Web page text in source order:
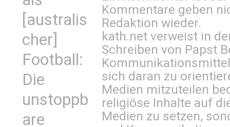
[australis
cher]
Football:
Die
unstoppb
are
Kommentare geben
Redaktion wieder.
kath.net verweist in
Schreiben von Papst
sich daran zu
Medien mitzuteilen
religiöse Inhalte auf
Medien zu setzen,